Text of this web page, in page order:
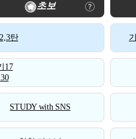
초보
탄
17
STUDY with SNS